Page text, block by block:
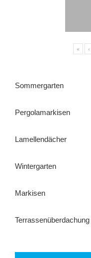
« ‹
Sommergarten
Pergolamarkisen
Lamellendächer
Wintergarten
Markisen
Terrassenüberdachung